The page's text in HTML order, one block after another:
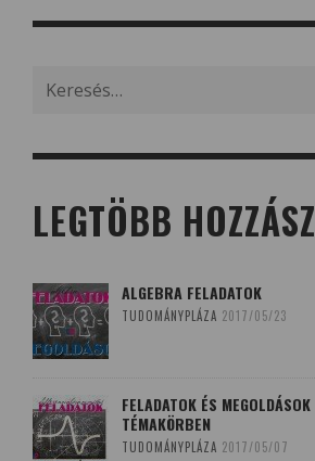
LEGTÖBB
ALGEBRA FELADATOK
TUDOMÁNYPLÁZA 2017/05/23
FELADATOK ÉS
TÉMAKÖRBEN
TUDOMÁNYPLÁZA 2017/05/07